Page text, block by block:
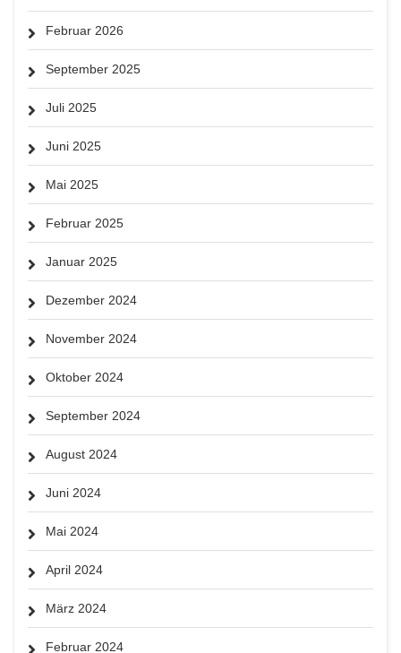
Februar 2026
September 2025
Juli 2025
Juni 2025
Mai 2025
Februar 2025
Januar 2025
Dezember 2024
November 2024
Oktober 2024
September 2024
August 2024
Juni 2024
Mai 2024
April 2024
März 2024
Februar 2024